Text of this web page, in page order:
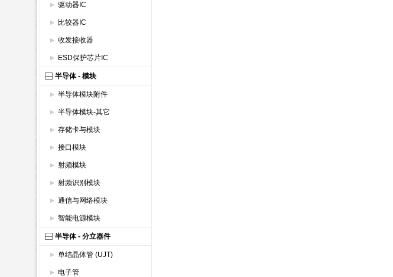
驱动器IC
比较器IC
收发接收器
ESD保护芯片IC
半导体 - 模块
半导体模块附件
半导体模块-其它
存储卡与模块
接口模块
射频模块
射频识别模块
通信与网络模块
智能电源模块
半导体 - 分立器件
单结晶体管 (UJT)
电子管